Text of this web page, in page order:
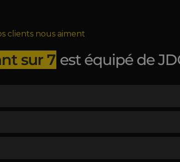
clients nous aiment
sur 7 est équipé de